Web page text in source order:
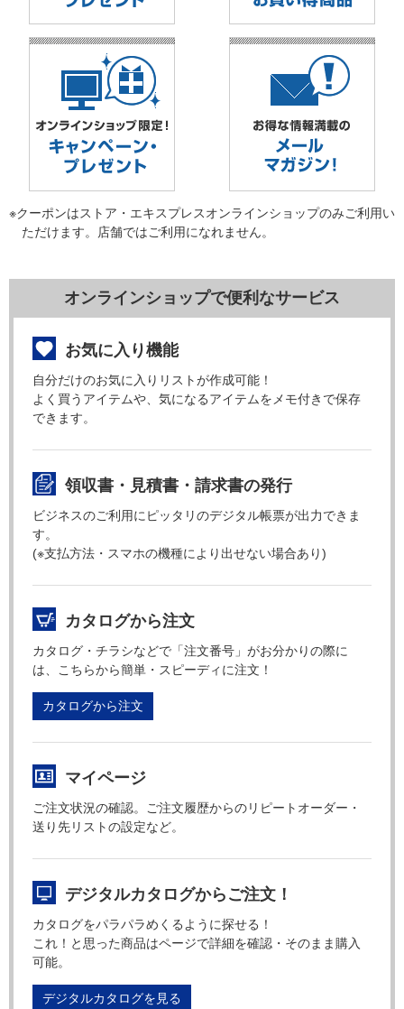
※クーポンはストア・エキスプレスオンラインショップのみご利用い
ただけます。店舗ではご利用になれません。
オンラインショップで便利なサービス
お気に入り機能
自分だけのお気に入りリストが作成可能！
よく買うアイテムや、気になるアイテムをメモ付きで保存
できます。
領収書・見積書・請求書の発行
ビジネスのご利用にピッタリのデジタル帳票が出力できま
す。
(※支払方法・スマホの機種により出せない場合あり)
カタログから注文
カタログ・チラシなどで「注文番号」がお分かりの際に
は、こちらから簡単・スピーディに注文！
カタログから注文
マイページ
ご注文状況の確認。ご注文履歴からのリピートオーダー・
送り先リストの設定など。
デジタルカタログからご注文！
カタログをパラパラめくるように探せる！
これ！と思った商品はページで詳細を確認・そのまま購入
可能。
デジタルカタログを見る